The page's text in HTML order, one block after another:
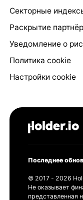
Секторные
Раскрытие
Уведомление о
Политика cookie
Настройки cookie
Последнее
© 2017 - 2026
Не оказывает
представленная